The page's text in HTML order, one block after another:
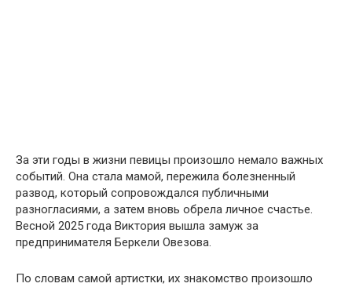
За эти годы в жизни певицы произошло немало важных
событий. Она стала мамой, пережила болезненный
развод, который сопровождался публичными
разногласиями, а затем вновь обрела личное счастье.
Весной 2025 года Виктория вышла замуж за
предпринимателя Беркели Овезова.
По словам самой артистки, их знакомство произошло